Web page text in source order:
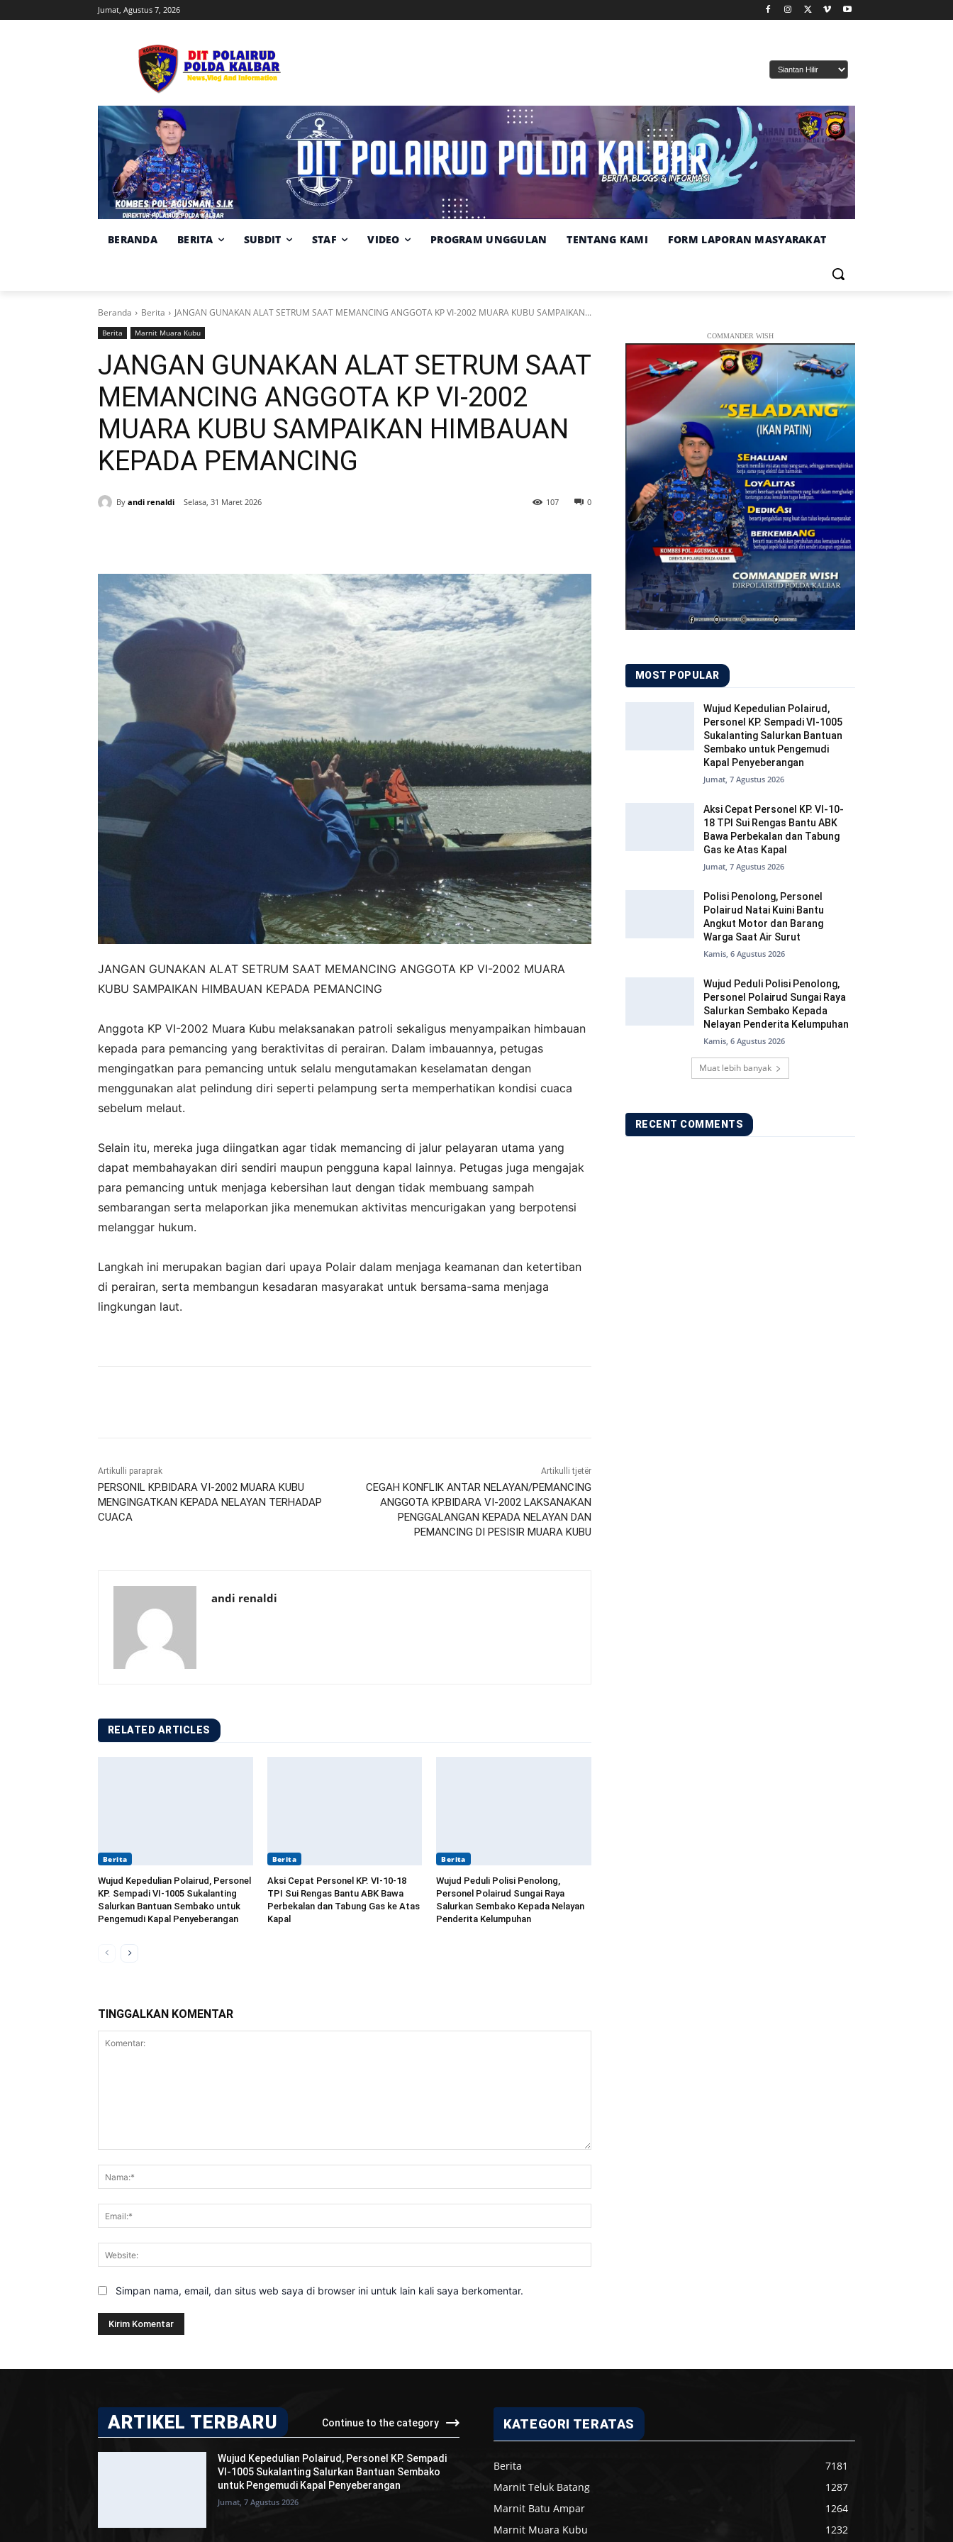
Jumat, Agustus 7, 2026
cuaca
BERANDA BERITA SUBDIT STAF VIDEO PROGRAM UNGGULAN TENTANG KAMI FORM LAPORAN MASYARAKAT
Beranda Berita JANGAN GUNAKAN ALAT SETRUM SAAT MEMANCING ANGGOTA KP VI-2002 MUARA KUBU SAMPAIKAN...
Berita Marnit Muara Kubu
JANGAN GUNAKAN ALAT SETRUM SAAT
MEMANCING ANGGOTA KP VI-2002
MUARA KUBU SAMPAIKAN HIMBAUAN
KEPADA PEMANCING
By andi renaldi Selasa, 31 Maret 2026 0
107
JANGAN GUNAKAN ALAT SETRUM SAAT MEMANCING ANGGOTA KP VI-2002 MUARA
KUBU SAMPAIKAN HIMBAUAN KEPADA PEMANCING
‎Anggota KP VI-2002 Muara Kubu melaksanakan patroli sekaligus menyampaikan himbauan
kepada para pemancing yang beraktivitas di perairan. Dalam imbauannya, petugas
mengingatkan para pemancing untuk selalu mengutamakan keselamatan dengan
menggunakan alat pelindung diri seperti pelampung serta memperhatikan kondisi cuaca
sebelum melaut.
‎Selain itu, mereka juga diingatkan agar tidak memancing di jalur pelayaran utama yang
dapat membahayakan diri sendiri maupun pengguna kapal lainnya. Petugas juga mengajak
para pemancing untuk menjaga kebersihan laut dengan tidak membuang sampah
sembarangan serta melaporkan jika menemukan aktivitas mencurigakan yang berpotensi
melanggar hukum.
‎Langkah ini merupakan bagian dari upaya Polair dalam menjaga keamanan dan ketertiban
di perairan, serta membangun kesadaran masyarakat untuk bersama-sama menjaga
lingkungan laut.
Artikulli paraprak
PERSONIL KP.BIDARA VI-2002 MUARA KUBU
MENGINGATKAN KEPADA NELAYAN TERHADAP
CUACA
Artikulli tjetër
CEGAH KONFLIK ANTAR NELAYAN/PEMANCING
ANGGOTA KP.BIDARA VI-2002 LAKSANAKAN
PENGGALANGAN KEPADA NELAYAN DAN
PEMANCING DI PESISIR MUARA KUBU
andi renaldi
RELATED ARTICLES
Berita
Wujud Kepedulian Polairud, Personel
KP. Sempadi VI-1005 Sukalanting
Salurkan Bantuan Sembako untuk
Pengemudi Kapal Penyeberangan
Berita
Aksi Cepat Personel KP. VI-10-18
TPI Sui Rengas Bantu ABK Bawa
Perbekalan dan Tabung Gas ke Atas
Kapal
Berita
Wujud Peduli Polisi Penolong,
Personel Polairud Sungai Raya
Salurkan Sembako Kepada Nelayan
Penderita Kelumpuhan
TINGGALKAN KOMENTAR
Simpan nama, email, dan situs web saya di browser ini untuk lain kali saya berkomentar.
COMMANDER WISH
MOST POPULAR
Wujud Kepedulian Polairud,
Personel KP. Sempadi VI-1005
Sukalanting Salurkan Bantuan
Sembako untuk Pengemudi
Kapal Penyeberangan
Jumat, 7 Agustus 2026
Aksi Cepat Personel KP. VI-10-
18 TPI Sui Rengas Bantu ABK
Bawa Perbekalan dan Tabung
Gas ke Atas Kapal
Jumat, 7 Agustus 2026
Polisi Penolong, Personel
Polairud Natai Kuini Bantu
Angkut Motor dan Barang
Warga Saat Air Surut
Kamis, 6 Agustus 2026
Wujud Peduli Polisi Penolong,
Personel Polairud Sungai Raya
Salurkan Sembako Kepada
Nelayan Penderita Kelumpuhan
Kamis, 6 Agustus 2026
Muat lebih banyak
RECENT COMMENTS
ARTIKEL TERBARU Continue to the category
Wujud Kepedulian Polairud, Personel KP. Sempadi
VI-1005 Sukalanting Salurkan Bantuan Sembako
untuk Pengemudi Kapal Penyeberangan
Jumat, 7 Agustus 2026
KATEGORI TERATAS
Berita
7181
Marnit Teluk Batang
1287
Marnit Batu Ampar
1264
Marnit Muara Kubu
1232